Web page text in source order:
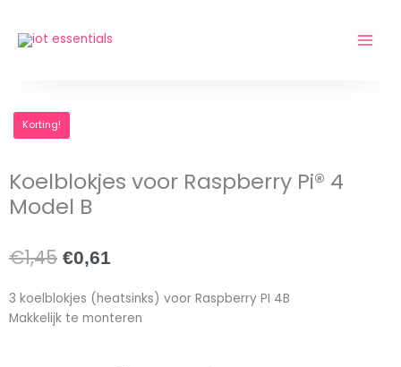
Korting!
Koelblokjes voor Raspberry Pi® 4
Model B
€1,45 Oorspronkelijke
was:
€1,45.
€0,61
is:
€0,61.
3 koelblokjes (heatsinks) voor Raspberry PI 4B
Makkelijk te monteren